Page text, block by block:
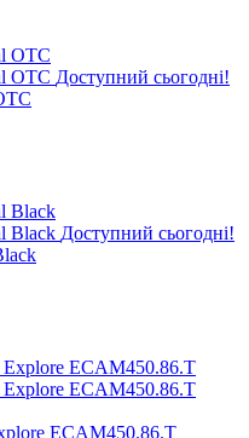
Доступний сьогодні!
Доступний сьогодні!
ECAM450.86.T